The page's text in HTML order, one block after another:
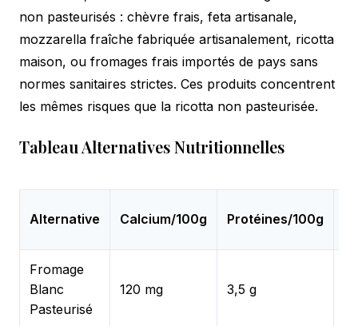
non pasteurisés : chèvre frais, feta artisanale,
mozzarella fraîche fabriquée artisanalement, ricotta
maison, ou fromages frais importés de pays sans
normes sanitaires strictes. Ces produits concentrent
les mêmes risques que la ricotta non pasteurisée.
Tableau Alternatives Nutritionnelles
Alternative Calcium/100g Protéines/100g
Fromage
Blanc
Pasteurisé
120 mg 3,5 g